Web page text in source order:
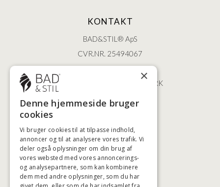
KONTAKT
BAD&STIL® ApS
CVR.NR. 25494067
ØSTERBROGADE 202
2100 KØBENHAVN • DANMARK
+45 3920 5084
HØJESTE KREDITVÆRDIGHED
×
Denne hjemmeside bruger
cookies
Vi bruger cookies til at tilpasse indhold,
annoncer og til at analysere vores trafik. Vi
deler også oplysninger om din brug af
vores websted med vores annoncerings-
og analysepartnere, som kan kombinere
dem med andre oplysninger, som du har